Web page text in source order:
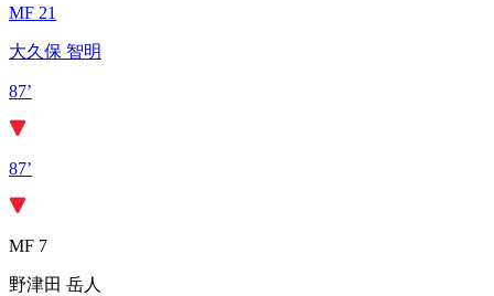
MF 21
大久保 智明
87’
87’
MF 7
野津田 岳人